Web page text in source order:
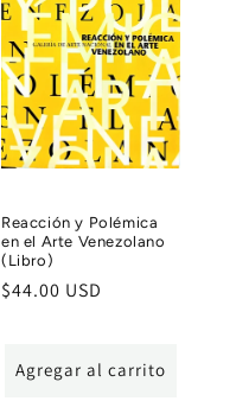
Reacción y Polémica
en el Arte Venezolano
(Libro)
Precio
$44.00 USD
Agregar al carrito